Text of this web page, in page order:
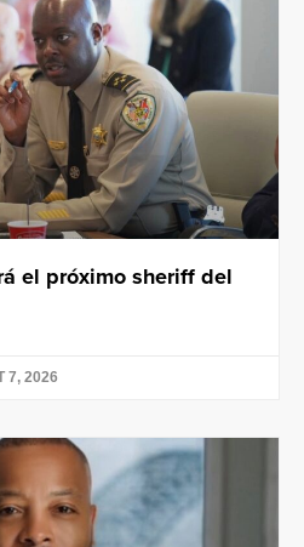
el próximo sheriff del
7, 2026